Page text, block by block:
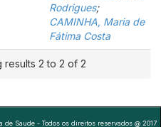
Rodrigues;
CAMINHA, Maria de
Fátima Costa
results 2 to 2 of 2
de Saude - Todos os direitos reservados @ 2017